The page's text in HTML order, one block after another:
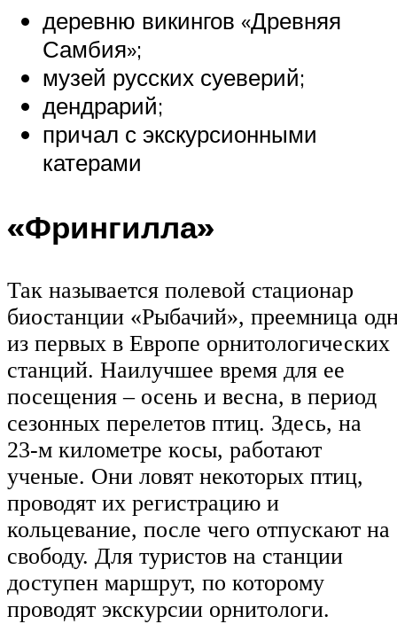
деревню викингов «Древняя
Самбия»;
музей русских суеверий;
дендрарий;
причал с экскурсионными
катерами
«Фрингилла»
Так называется полевой стационар
биостанции «Рыбачий», преемница
из первых в Европе орнитологических
станций. Наилучшее время для ее
посещения – осень и весна, в период
сезонных перелетов птиц. Здесь, на
23-м километре косы, работают
ученые. Они ловят некоторых птиц,
проводят их регистрацию и
кольцевание, после чего отпускают на
свободу. Для туристов на станции
доступен маршрут, по которому
проводят экскурсии орнитологи.